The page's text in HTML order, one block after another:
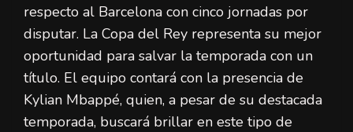
respecto al Barcelona con cinco jornadas por
disputar. La Copa del Rey representa su mejor
oportunidad para salvar la temporada con un
título. El equipo contará con la presencia de
Kylian Mbappé, quien, a pesar de su destacada
temporada, buscará brillar en este tipo de